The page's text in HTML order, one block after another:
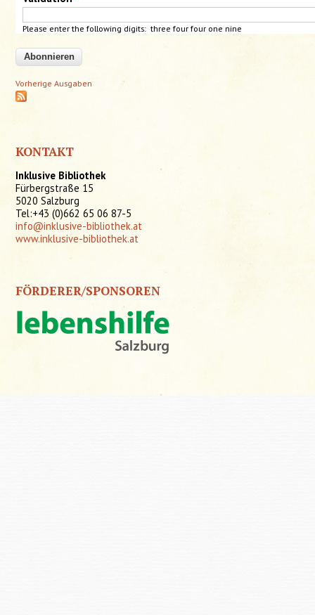
Please enter the following digits: three four four one nine
Vorherige Ausgaben
KONTAKT
Inklusive Bibliothek
Fürbergstraße 15
5020 Salzburg
Tel:+43 (0)662 65 06 87-5
info@inklusive-bibliothek.at
www.inklusive-bibliothek.at
FÖRDERER/SPONSOREN